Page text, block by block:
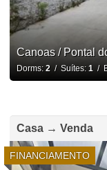
Canoas / Pontal
Dorms: 2/ Suítes: 1 /
Casa → Venda
FINANCIAMENTO